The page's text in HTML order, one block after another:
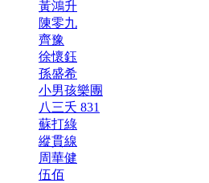
黃鴻升
陳零九
齊豫
徐懷鈺
孫盛希
小男孩樂團
八三夭 831
蘇打綠
縱貫線
周華健
伍佰